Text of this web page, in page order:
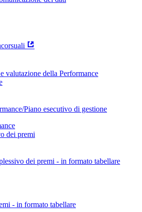
valutazione della Performance
Piano esecutivo di gestione
dei premi
dei premi - in formato tabellare
- in formato tabellare